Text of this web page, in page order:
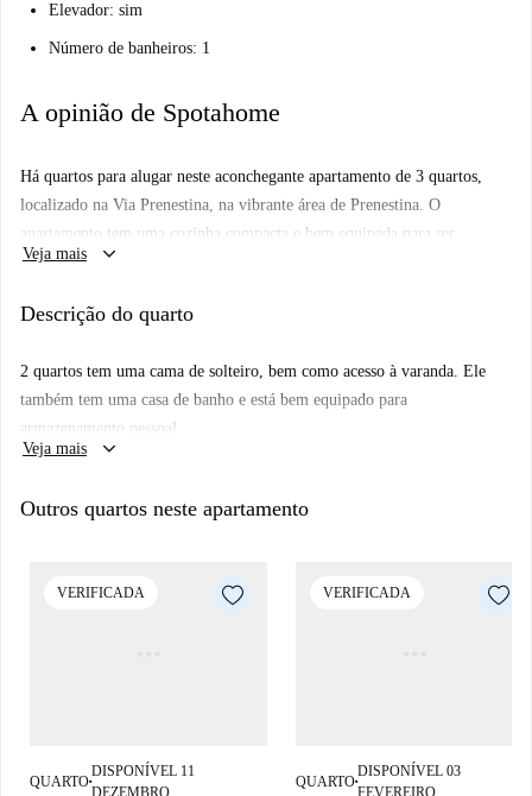
Elevador: sim
Número de banheiros: 1
A opinião de Spotahome
Há quartos para alugar neste aconchegante apartamento de 3 quartos,
localizado na Via Prenestina, na vibrante área de Prenestina. O
apartamento tem uma cozinha compacta e bem equipada para ser
compartilhada entre os inquilinos, e cada quarto tem seu próprio
Prenestina é popular entre a comunidade criativa de Roma e é o melhor
nas proximidades, você também tem o Parco delle Energie e a estação de
metrô Pigneto a uma distância confortável a pé.
Veja mais keyboard_arrow_down
Descrição do quarto
2 quartos tem uma cama de solteiro, bem como acesso à varanda. Ele
também tem uma casa de banho e está bem equipado para
armazenamento pessoal.
Veja mais
keyboard_arrow_down
Outros quartos neste apartamento
VERIFICADA
QUARTO■
DISPONÍVEL 11
DEZEMBRO
VERIFICADA
QUARTO■
DISPONÍVEL 03
FEVEREIRO